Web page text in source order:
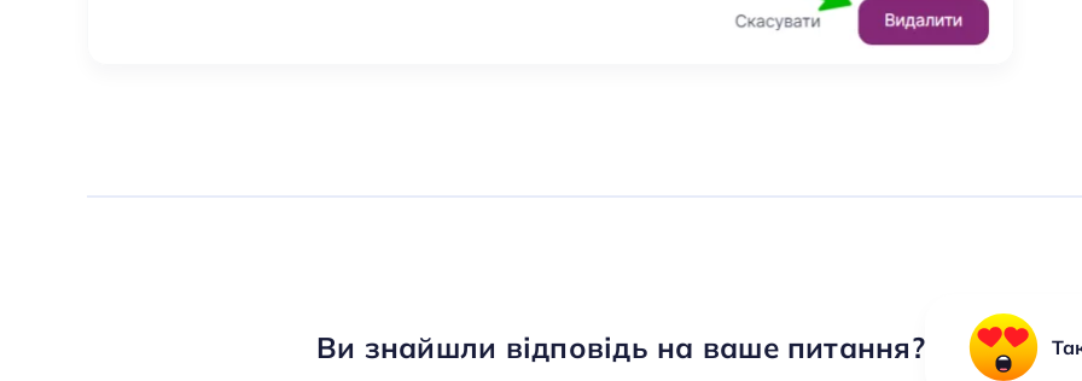
Ви знайшли відповідь на ваше питання?